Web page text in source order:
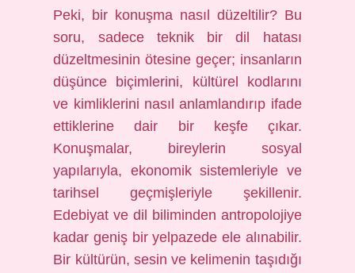
Peki, bir konuşma nasıl düzeltilir? Bu
soru, sadece teknik bir dil hatası
düzeltmesinin ötesine geçer; insanların
düşünce biçimlerini, kültürel kodlarını
ve kimliklerini nasıl anlamlandırıp ifade
ettiklerine dair bir keşfe çıkar.
Konuşmalar, bireylerin sosyal
yapılarıyla, ekonomik sistemleriyle ve
tarihsel geçmişleriyle şekillenir.
Edebiyat ve dil biliminden antropolojiye
kadar geniş bir yelpazede ele alınabilir.
Bir kültürün, sesin ve kelimenin taşıdığı